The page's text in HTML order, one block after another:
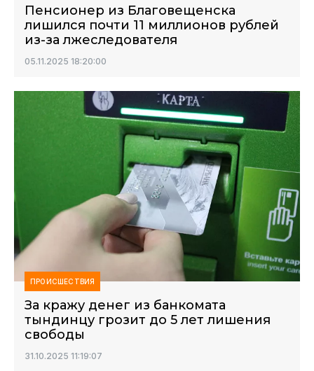
Пенсионер из Благовещенска
лишился почти 11 миллионов рублей
из-за лжеследователя
05.11.2025 18:20:00
ПРОИСШЕСТВИЯ
За кражу денег из банкомата
тындинцу грозит до 5 лет лишения
свободы
31.10.2025 11:19:07